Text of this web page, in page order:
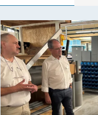
Zudem Neues aus